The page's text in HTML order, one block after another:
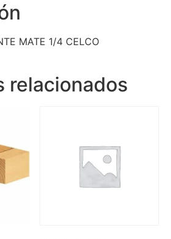
MATE 1/4 CELCO
relacionados